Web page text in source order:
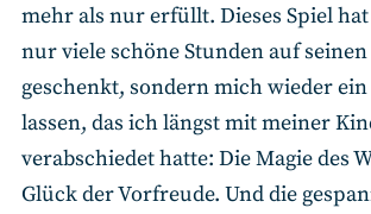
mehr als nur erfüllt. Dieses Spiel
nur viele schöne Stunden auf
geschenkt, sondern mich wieder
lassen, das ich längst mit meiner
verabschiedet hatte: Die Magie des
Glück der Vorfreude. Und die